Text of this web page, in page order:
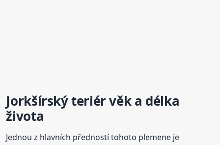
Jorkšírský teriér věk a délka
života
Jednou z hlavních předností tohoto plemene je